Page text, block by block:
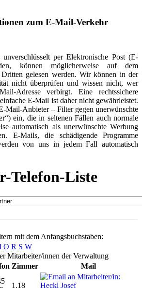
zum E-Mail-Verkehr
per Elektronische Post (E-
können möglicherweise auf dem
gelesen werden. Wir können in der
nicht überprüfen und wissen nicht, wer
Adresse verbirgt. Eine rechtssichere
E-Mail ist daher nicht gewährleistet.
Mail-Anbieter – Filter gegen unerwünschte
ein, die in seltenen Fällen auch normale
automatisch als unerwünschte Werbung
E-Mails, die schädigende Programme
von uns in jedem Fall automatisch
Telefon-Liste
mit dem Anfangsbuchstaben:
O R S W
Mitarbeiter/innen der Verwaltung
Zimmer
Mail
1.18